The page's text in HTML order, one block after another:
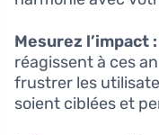
Mesurez l’impact :
réagissent à ces
frustrer les
soient ciblées et